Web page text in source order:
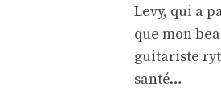
Levy, qui a
que mon
guitariste
santé…